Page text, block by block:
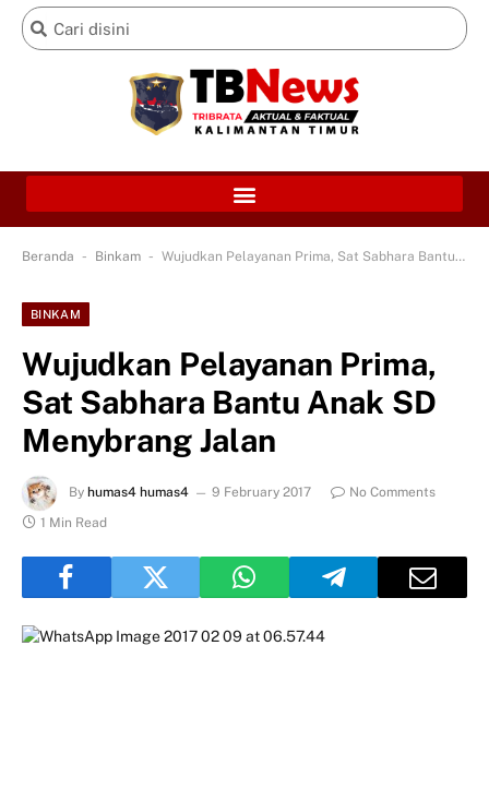
Beranda - Binkam - Wujudkan Pelayanan Prima, Sat Sabhara Bantu Anak SD Menybrang Jalan
BINKAM
Wujudkan Pelayanan Prima,
Sat Sabhara Bantu Anak SD
Menybrang Jalan
By humas4 humas4 9 February 2017
No Comments
1 Min Read